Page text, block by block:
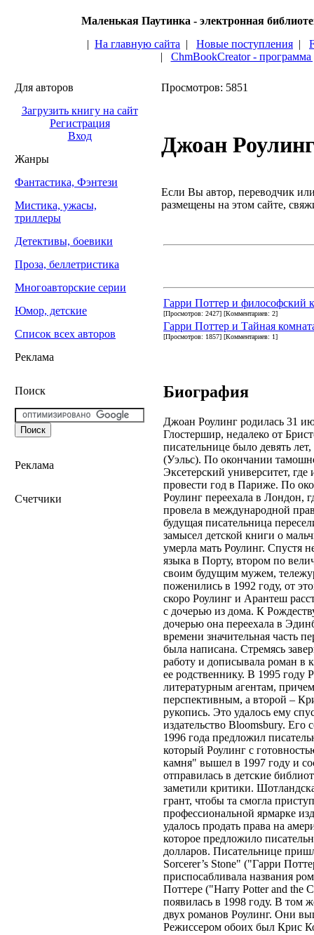
Маленькая Паутинка - электронная
| На главную сайта | Новые поступления |
| ChmBookCreator -
Для авторов
Загрузить книгу на сайт
Регистрация
Вход
Жанры
Фантастика, Фэнтези
Мистика, ужасы,
триллеры
Детективы, боевики
Проза, беллетристика
Многоавторские серии
Юмор, детские
Список всех авторов
Реклама
Поиск
Реклама
Счетчики
Просмотров: 5851
Джоан
Если Вы автор, переводчик
размещены на этом сайте,
Гарри Поттер и философский
[Просмотров: 2427] [Комментариев: 2]
Гарри Поттер и Тайная
[Просмотров: 1857] [Комментариев: 1]
Биография
Джоан Роулинг родилась 31
Глостершир, недалеко от
писательнице было девять
(Уэльс). По окончании
Эксетерский университет,
провести год в Париже. По
Роулинг переехала в Лондон,
провела в международной
будущая писательница
замысел детской книги о
умерла мать Роулинг. Спустя
языка в Порту, втором по
своим будущим мужем,
поженились в 1992 году, от
скоро Роулинг и Арантеш
с дочерью из дома. К
дочерью она переехала в
времени значительная часть
была написана. Стремясь
работу и дописывала роман в
ее родственнику. В 1995 году
литературным агентам,
перспективным, а второй –
рукопись. Это удалось ему
издательство Bloomsbury.
1996 года предложил
который Роулинг с
камня" вышел в 1997 году и
отправилась в детские
заметили критики.
грант, чтобы та смогла
профессиональной ярмарке
удалось продать права на
которое предложило
долларов. Писательнице
Sorcerer’s Stone" ("Гарри
приспосабливала названия
Поттере ("Harry Potter and the
появилась в 1998 году. В том
двух романов Роулинг. Они
Режиссером обоих был Крис